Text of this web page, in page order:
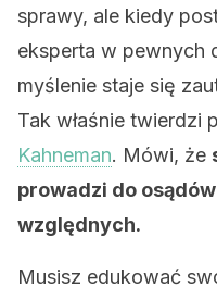
sprawy, ale kiedy
eksperta w pewnych
myślenie staje się
Tak właśnie twierdzi
Kahneman. Mówi, że
prowadzi do
względnych.
Musisz edukować